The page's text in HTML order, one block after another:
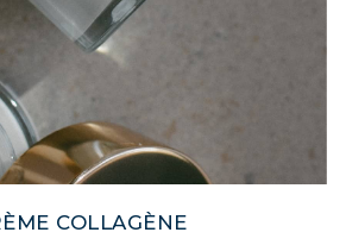
COLLAGÈNE